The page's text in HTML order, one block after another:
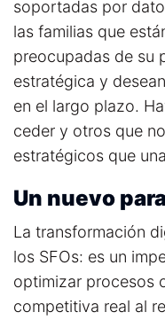
soportadas por
las familias que
preocupadas de su
estratégica y
en el largo plazo.
ceder y otros que
estratégicos que
Un nuevo
La transformación
los SFOs: es un
optimizar procesos
competitiva real al